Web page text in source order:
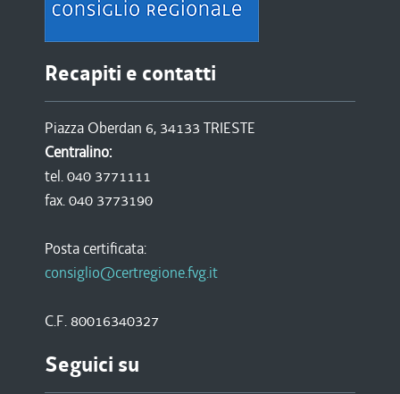
Recapiti e contatti
Piazza Oberdan 6, 34133 TRIESTE
Centralino:
tel. 040 3771111
fax. 040 3773190
Posta certificata:
consiglio@certregione.fvg.it
C.F. 80016340327
Seguici su